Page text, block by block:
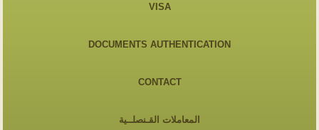
VISA
DOCUMENTS AUTHENTICATION
CONTACT
المعاملات القـنصلــية